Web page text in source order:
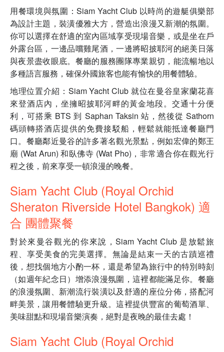
用餐環境與氛圍：Siam Yacht Club 以時尚的遊艇俱樂部
為設計主題，裝潢優雅大方，營造出浪漫又新潮的氛圍。
你可以選擇在舒適的室內區域享受現場音樂，或是坐在戶
外露台區，一邊品嚐雞尾酒，一邊將昭披耶河的絕美日落
與夜景盡收眼底。餐廳的服務團隊專業親切，能流暢地以
多種語言服務，確保外國旅客也能有愉快的用餐體驗。
地理位置介紹：Siam Yacht Club 就位在曼谷皇家蘭花喜
來登酒店內，坐擁昭披耶河畔的黃金地段。交通十分便
利，可搭乘 BTS 到 Saphan Taksin 站，然後從 Sathorn
碼頭轉搭酒店提供的免費接駁船，輕鬆就能抵達餐廳門
口。餐廳鄰近曼谷的許多著名觀光景點，例如宏偉的鄭王
廟 (Wat Arun) 和臥佛寺 (Wat Pho)，非常適合你在觀光行
程之後，前來享受一頓浪漫的晚餐。
Siam Yacht Club (Royal Orchid
Sheraton Riverside Hotel Bangkok) 適
合 團體聚餐
對於來曼谷觀光的你來說，Siam Yacht Club 是放鬆旅
程、享受美食的完美選擇。無論是結束一天的古蹟巡禮
後，想找個地方小酌一杯，還是希望為旅行中的特別時刻
（如週年紀念日）增添浪漫氛圍，這裡都能滿足你。餐廳
的浪漫氛圍、新潮流行裝潢以及舒適的座位分佈，搭配河
畔美景，讓用餐體驗更升級。這裡提供豐富的葡萄酒單、
美味甜點和現場音樂演奏，絕對是夜晚的最佳去處！
Siam Yacht Club (Royal Orchid